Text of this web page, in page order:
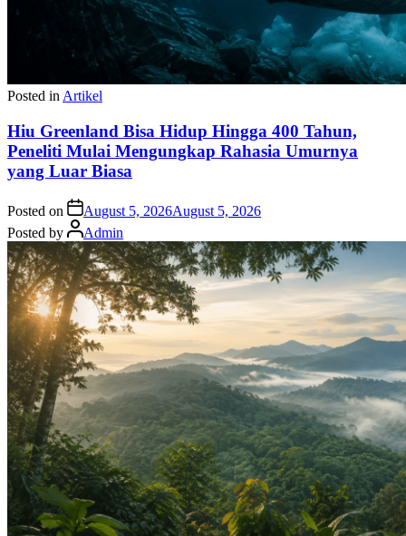
Posted in Artikel
Hiu Greenland Bisa Hidup Hingga 400 Tahun,
Peneliti Mulai Mengungkap Rahasia Umurnya
yang Luar Biasa
Posted on August 5, 2026August 5, 2026
Posted by
Admin